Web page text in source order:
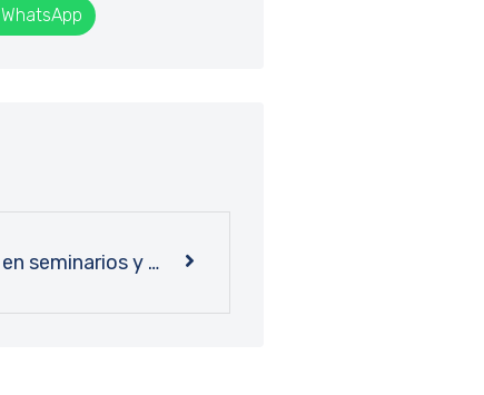
WhatsApp
Participación en seminarios y puertas abiertas: las actividades que prepara Bibliotecas UdeC para el segundo semestre